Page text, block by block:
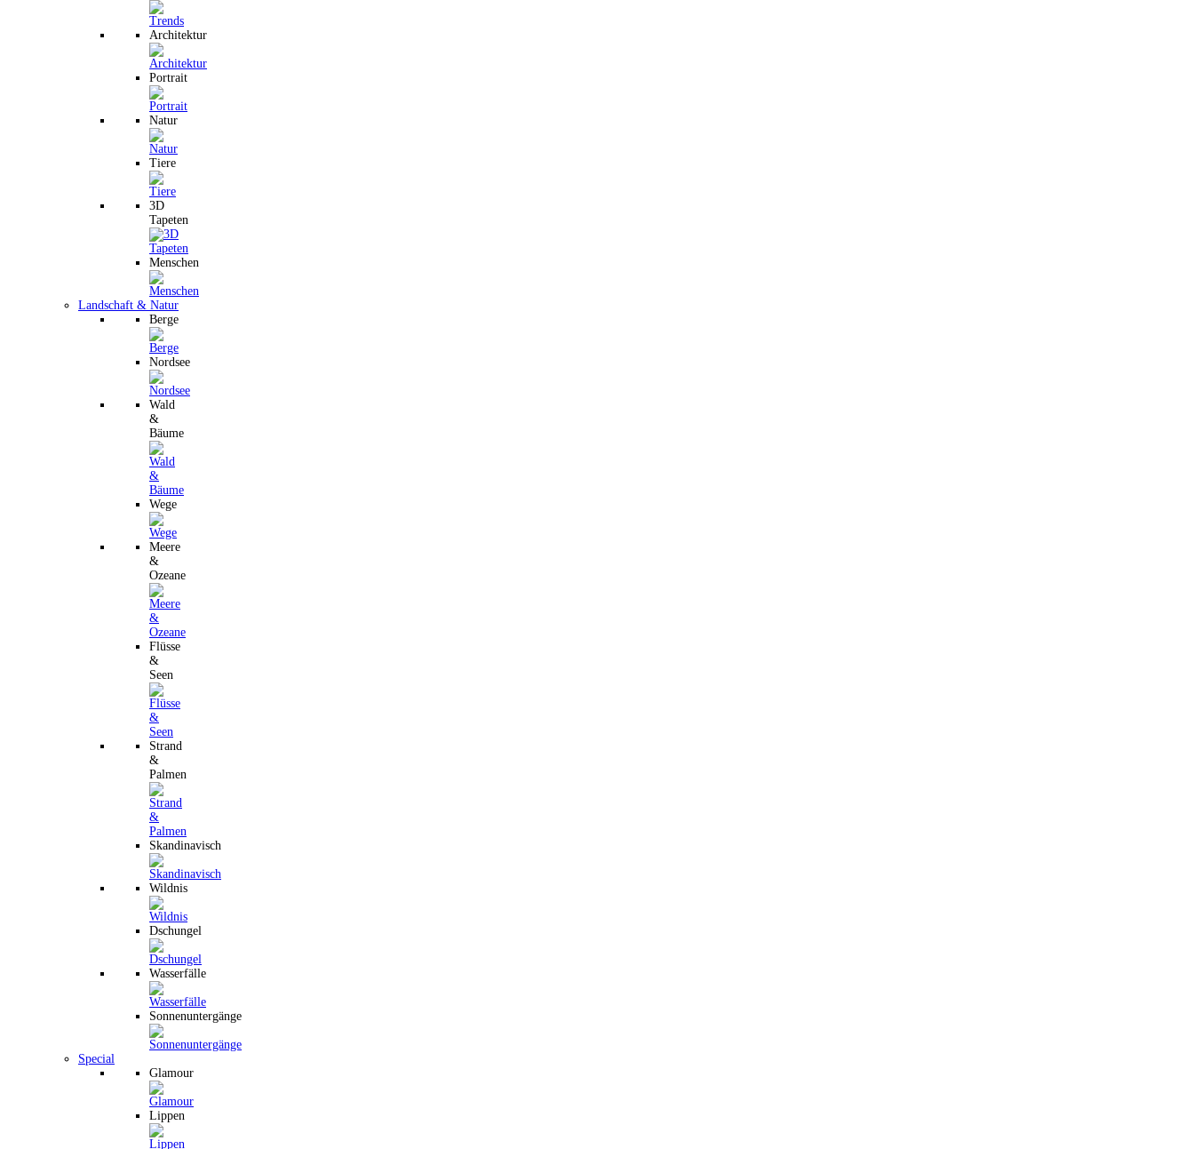
Architektur
Portrait
Natur
Tiere
3D
Tapeten
Menschen
Landschaft & Natur
Berge
Nordsee
Wald
&
Bäume
Wege
Meere
&
Ozeane
Flüsse
&
Seen
Strand
&
Palmen
Skandinavisch
Wildnis
Dschungel
Wasserfälle
Sonnenuntergänge
Special
Glamour
Lippen